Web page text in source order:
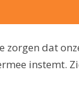
zorgen dat
instemt.